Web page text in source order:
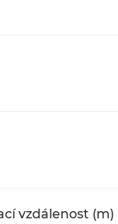
vzdálenost (m)